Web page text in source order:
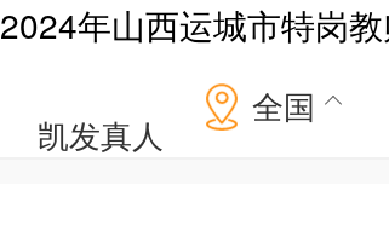
2024年山西运城市特岗
凯发真人
全国